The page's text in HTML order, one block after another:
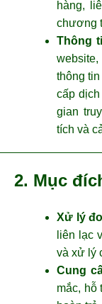
hàng,
chương
Thông
website,
thông
cấp
gian
tích và
2. Mục
Xử lý
liên lạc
và xử lý
Cung
mắc, hỗ